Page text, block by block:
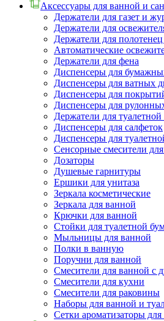
Аксессуары для ванной и
Держатели для газет и
Держатели для
Держатели для
Автоматические
Держатели для фена
Диспенсеры для
Диспенсеры для ватных
Диспенсеры для
Диспенсеры для
Держатели для туалетной
Диспенсеры для салфеток
Диспенсеры для
Сенсорные смесители
Дозаторы
Душевые гарнитуры
Ершики для унитаза
Зеркала косметические
Зеркала для ванной
Крючки для ванной
Стойки для туалетной
Мыльницы для ванной
Полки в ванную
Поручни для ванной
Смесители для ванной с
Смесители для кухни
Смесители для раковины
Наборы для ванной и
Сетки ароматизаторы для